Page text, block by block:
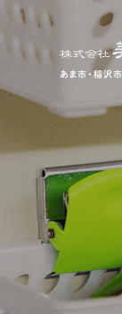
あま市・稲沢